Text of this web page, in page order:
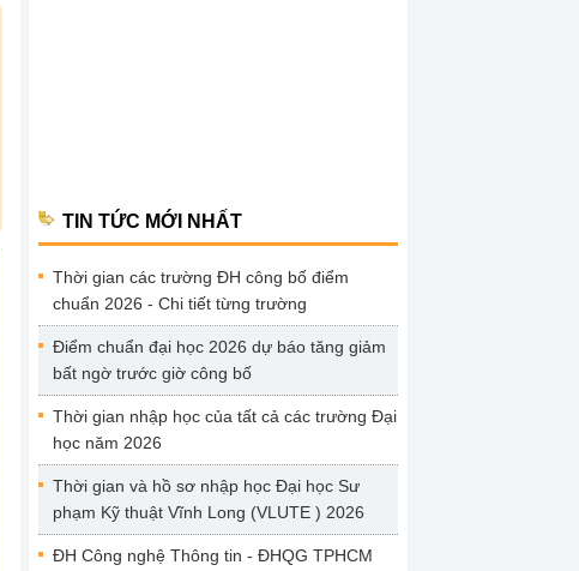
TIN TỨC MỚI NHẤT
Thời gian các trường ĐH công bố điểm
chuẩn 2026 - Chi tiết từng trường
Điểm chuẩn đại học 2026 dự báo tăng giảm
bất ngờ trước giờ công bố
Thời gian nhập học của tất cả các trường Đại
học năm 2026
Thời gian và hồ sơ nhập học Đại học Sư
phạm Kỹ thuật Vĩnh Long (VLUTE ) 2026
ĐH Công nghệ Thông tin - ĐHQG TPHCM